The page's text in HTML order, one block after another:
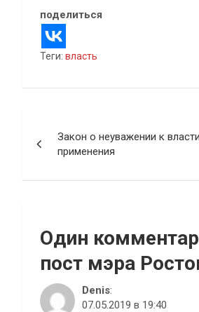
поделиться
Теги: власть
по
записям
Закон о неуважении к
применения
Один
пост мэра
Denis:
07.05.2019 в 19:40